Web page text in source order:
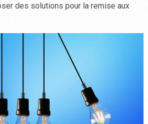
des solutions pour la remise aux